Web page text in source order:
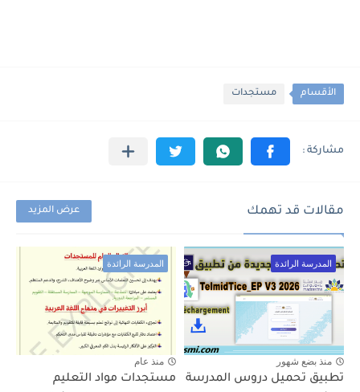
الأقسام مستجدات
مقالات قد تهمك عرض المزيد
المدرسة الرائدة
منذ بضع شهور
تطبيق تحميل دروس المدرسة
المدرسة الرائدة
منذ عام
مستجدات مواد التعليم